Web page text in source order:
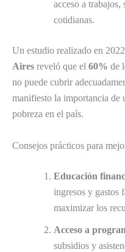
acceso a
cotidianas.
Un estudio realizado en
Aires reveló que el 60% de
no puede cubrir
manifiesto la importancia de
pobreza en el país.
Consejos prácticos para
Educación
ingresos y gastos
maximizar los
Acceso a
subsidios y